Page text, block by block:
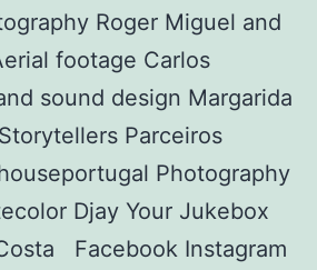
Roger Miguel and
footage Carlos
sound design Margarida
Parceiros
Photography
Djay Your Jukebox
Facebook Instagram